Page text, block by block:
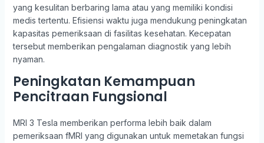
yang kesulitan berbaring lama atau yang memiliki kondisi
medis tertentu. Efisiensi waktu juga mendukung peningkatan
kapasitas pemeriksaan di fasilitas kesehatan. Kecepatan
tersebut memberikan pengalaman diagnostik yang lebih
nyaman.
Peningkatan Kemampuan
Pencitraan Fungsional
MRI 3 Tesla memberikan performa lebih baik dalam
pemeriksaan fMRI yang digunakan untuk memetakan fungsi